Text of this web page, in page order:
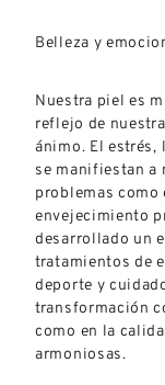
Belleza y
Nuestra piel es
reflejo de
ánimo. El estrés,
se manifiestan a
problemas como
envejecimiento
desarrollado un
tratamientos de
deporte y
transformación
como en la
armoniosas.